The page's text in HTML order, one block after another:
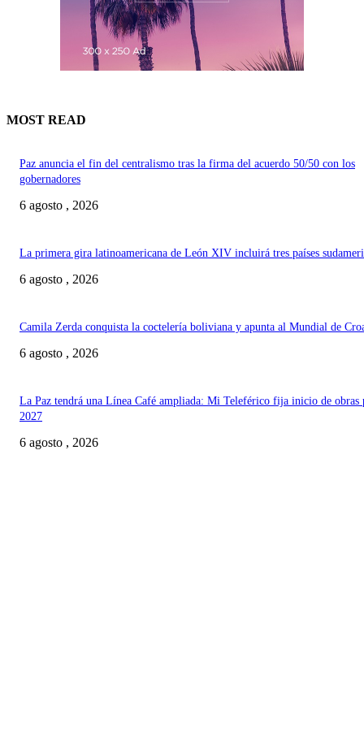
MOST READ
Paz anuncia el fin del centralismo tras la firma del acuerdo 50/50 con los
gobernadores
6 agosto , 2026
La primera gira latinoamericana de León XIV incluirá tres países
6 agosto , 2026
Camila Zerda conquista la coctelería boliviana y apunta al Mundial de
6 agosto , 2026
La Paz tendrá una Línea Café ampliada: Mi Teleférico fija inicio de obras
2027
6 agosto , 2026